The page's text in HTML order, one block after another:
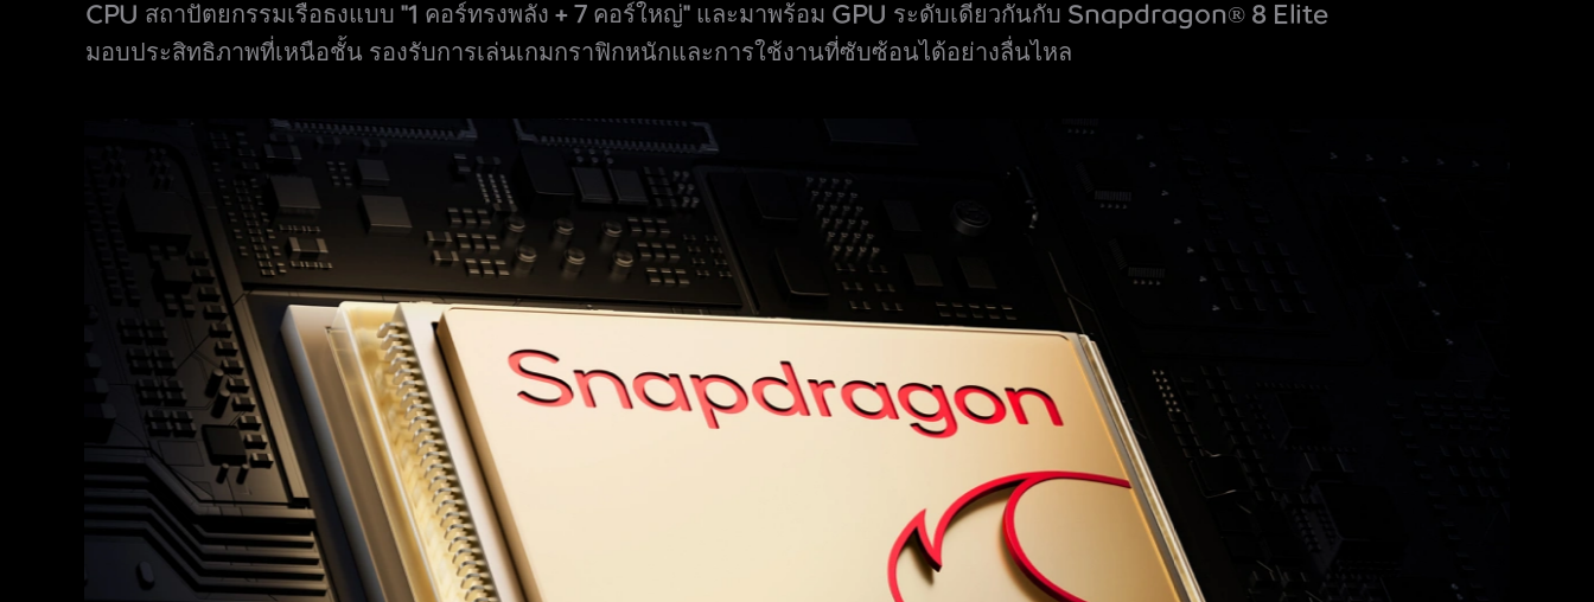
CPU สถาปัตยกรรมเรือธงแบบ "1 คอร์ทรงพลัง + 7 คอร์ใหญ่" และมาพร้อม GPU ระดับเดียวกันกับ Snapdragon® 8 Elite
มอบประสิทธิภาพที่เหนือชั้น รองรับการเล่นเกมกราฟิกหนักและการใช้งานที่ซับซ้อนได้อย่างลื่นไหล